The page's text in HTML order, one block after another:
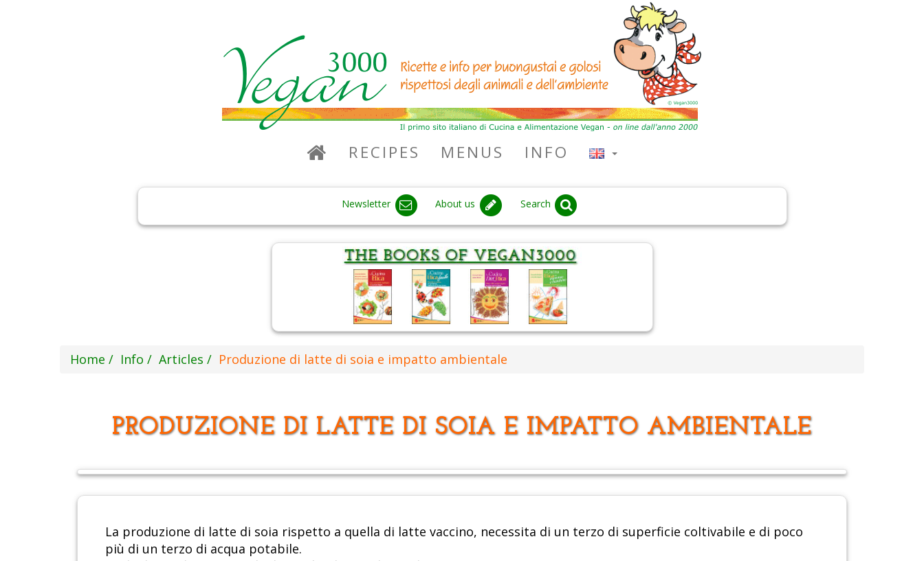
RECIPES MENUS INFO
Newsletter About us Search
Home Info Articles Produzione di latte di soia e impatto ambientale
PRODUZIONE DI LATTE DI SOIA E IMPATTO AMBIENTALE
La produzione di latte di soia rispetto a quella di latte vaccino, necessita di un terzo di superficie coltivabile e di poco
più di un terzo di acqua potabile.